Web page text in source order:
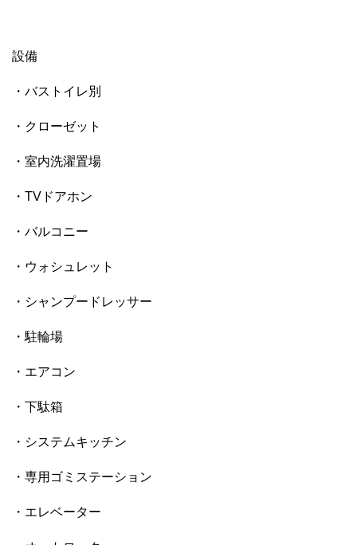
設備
・バストイレ別
・クローゼット
・室内洗濯置場
・TVドアホン
・バルコニー
・ウォシュレット
・シャンプードレッサー
・駐輪場
・エアコン
・下駄箱
・システムキッチン
・専用ゴミステーション
・エレベーター